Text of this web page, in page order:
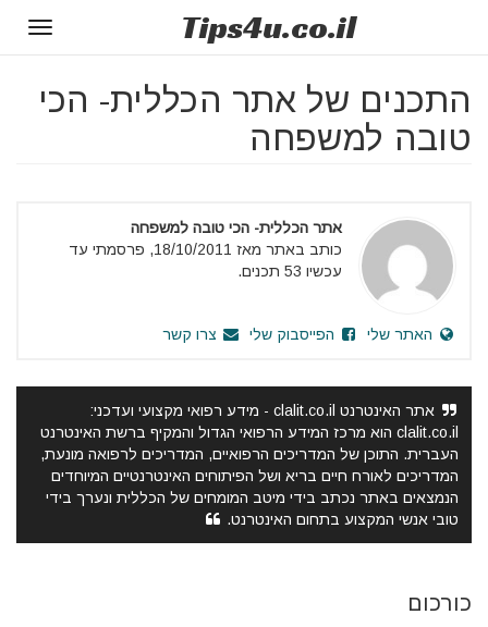
Tips4u.co.il
התכנים של אתר הכללית- הכי
טובה למשפחה
אתר הכללית- הכי טובה למשפחה
כותב באתר מאז 18/10/2011, פרסמתי עד
עכשיו 53 תכנים.
האתר שלי הפייסבוק שלי צרו קשר
אתר האינטרנט clalit.co.il - מידע רפואי מקצועי ועדכני:
clalit.co.il הוא מרכז המידע הרפואי הגדול והמקיף ברשת האינטרנט
העברית. התוכן של המדריכים הרפואיים, המדריכים לרפואה מונעת,
המדריכים לאורח חיים בריא ושל הפיתוחים האינטרנטיים המיוחדים
הנמצאים באתר נכתב בידי מיטב המומחים של הכללית ונערך בידי
טובי אנשי המקצוע בתחום האינטרנט.
כורכום